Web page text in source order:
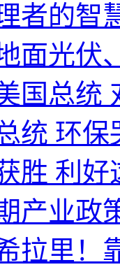
者的智
面光伏
国总统
统 环保
胜 利好
产业
拉里！